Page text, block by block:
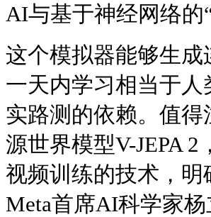
AI与基于神经网络
这个模拟器能够生
一天内学习相当于
实路测的依赖。值
源世界模型V-JEPA
视频训练的技术，
Meta首席AI科学家